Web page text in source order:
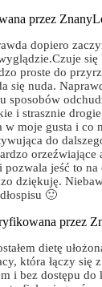
przez
dopiero
się
proste do
się nuda.
sposobów
i strasznie
w moje gusta i co
do
pozwala jeść to
dziękuję.
🙂
przez
dietę
która łączy się
i bez dostępu